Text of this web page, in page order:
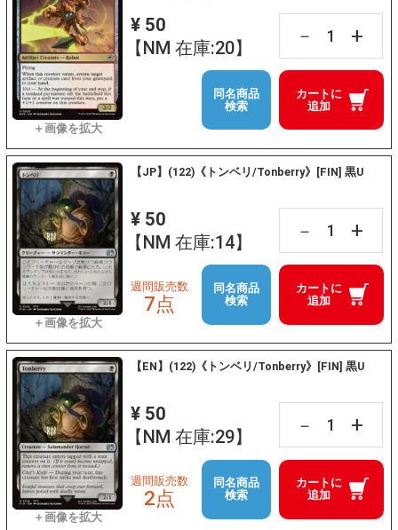
¥ 50
【NM 在庫:20】
－ +
カートに
追加
同名商品
検索
【JP】(122)《トンベリ/Tonberry》[FIN] 黒U
¥ 50
【NM 在庫:14】
－ +
カートに
追加
週間販売数
7点
同名商品
検索
【EN】(122)《トンベリ/Tonberry》[FIN] 黒U
¥ 50
【NM 在庫:29】
－ +
カートに
追加
週間販売数
2点
同名商品
検索